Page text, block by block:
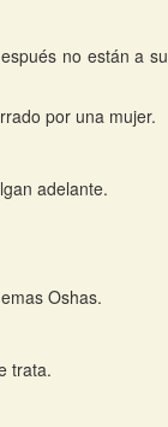
no están a su
por una mujer.
adelante.
Oshas.
trata.